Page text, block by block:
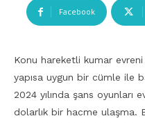
Facebook
Konu hareketli kumar
yapısa uygun bir cümle ile
2024 yılında şans oyunları
dolarlık bir hacme ulaşma.